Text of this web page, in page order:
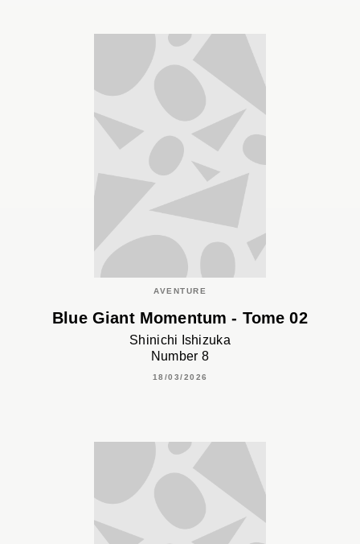
AVENTURE
Blue Giant Momentum - Tome 02
Shinichi Ishizuka
Number 8
18/03/2026